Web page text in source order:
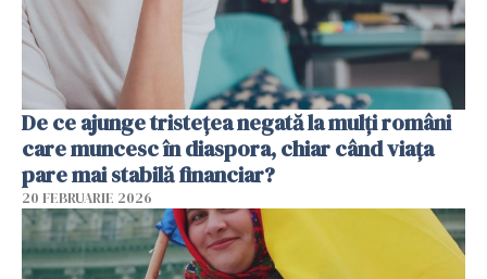
De ce ajunge tristețea negată la mulți români
care muncesc în diaspora, chiar când viața
pare mai stabilă financiar?
20 FEBRUARIE 2026